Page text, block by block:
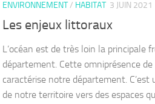
ENVIRONNEMENT/ HABITAT 3 JUIN 2021
Les enjeux littoraux
L’océan est de très loin la principale
département. Cette omniprésence
caractérise notre département.
de notre territoire vers des espaces